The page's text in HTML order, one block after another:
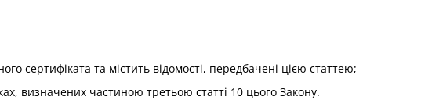
сертифіката та містить відомості, передбачені цією статтею;
визначених частиною третьою статті 10 цього Закону.